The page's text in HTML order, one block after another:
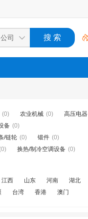
(0) 农业机械 (0) 高压电器
备 (0)
/链轮 (0) 锻件 (0)
换热/制冷空调设备 (0)
江西 山东 河南
湖北
台湾 香港 澳门